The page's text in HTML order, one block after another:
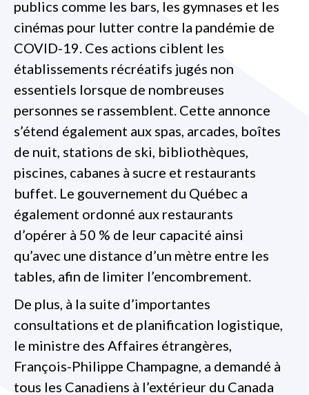
publics comme les bars, les gymnases et les
cinémas pour lutter contre la pandémie de
COVID-19. Ces actions ciblent les
établissements récréatifs jugés non
essentiels lorsque de nombreuses
personnes se rassemblent. Cette annonce
s’étend également aux spas, arcades, boîtes
de nuit, stations de ski, bibliothèques,
piscines, cabanes à sucre et restaurants
buffet. Le gouvernement du Québec a
également ordonné aux restaurants
d’opérer à 50 % de leur capacité ainsi
qu’avec une distance d’un mètre entre les
tables, afin de limiter l’encombrement.
De plus, à la suite d’importantes
consultations et de planification logistique,
le ministre des Affaires étrangères,
François-Philippe Champagne, a demandé à
tous les Canadiens à l’extérieur du Canada